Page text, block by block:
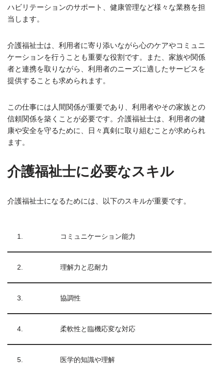
ハビリテーションのサポート、健康管理など様々な業務を担
当します。
介護福祉士は、利用者に寄り添いながら心のケアやコミュニ
ケーションを行うことも重要な役割です。また、家族や関係
者と連携を取りながら、利用者のニーズに適したサービスを
提供することも求められます。
この仕事には人間関係が重要であり、利用者やその家族との
信頼関係を築くことが必要です。介護福祉士は、利用者の健
康や安全を守るために、日々真剣に取り組むことが求められ
ます。
介護福祉士に必要なスキル
介護福祉士になるためには、以下のスキルが重要です。
1. コミュニケーション能力
2. 理解力と忍耐力
3. 協調性
4. 柔軟性と臨機応変な対応
5. 医学的知識や理解